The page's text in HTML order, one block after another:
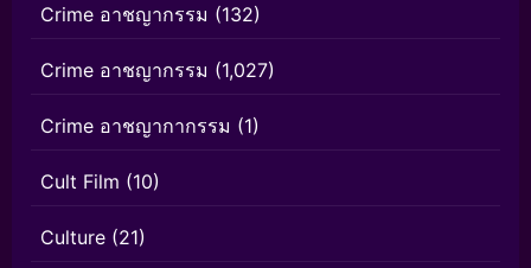
Crime อาชญากรรม (132)
Crime อาชญากรรม (1,027)
Crime อาชญากากรรม (1)
Cult Film (10)
Culture (21)